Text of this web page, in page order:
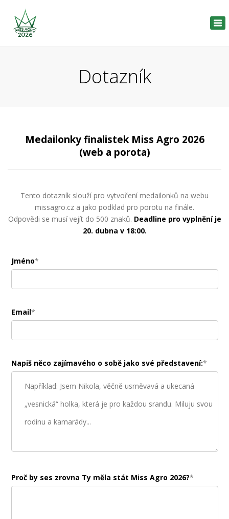
Dotazník
Medailonky finalistek Miss Agro 2026
(web a porota)
Tento dotazník slouží pro vytvoření medailonků na webu
missagro.cz a jako podklad pro porotu na finále.
Odpovědi se musí vejít do 500 znaků. Deadline pro vyplnění je
20. dubna v 18:00.
Jméno*
Email*
Napiš něco zajímavého o sobě jako své představení:*
Proč by ses zrovna Ty měla stát Miss Agro 2026?*